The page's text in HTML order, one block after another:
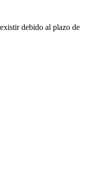
debido al plazo de